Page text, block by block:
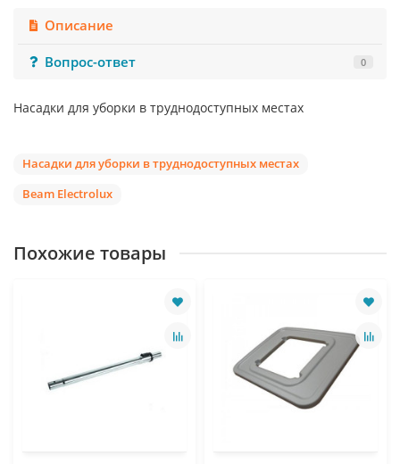
Описание
Вопрос-ответ
0
Насадки для уборки в труднодоступных местах
Насадки для уборки в труднодоступных местах
Beam Electrolux
Похожие товары